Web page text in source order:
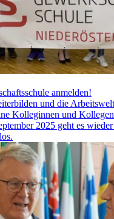
anmelden!
und die
Kolleginnen und
2025 geht es